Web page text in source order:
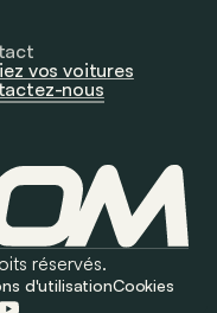
vos voitures
nous
réservés.
d'utilisationCookies